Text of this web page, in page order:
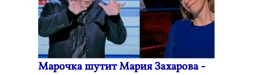
Марочка шутит Мария Захарова -